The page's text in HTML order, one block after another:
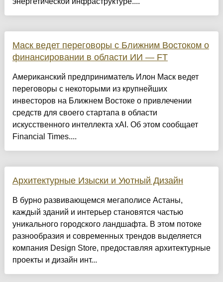
Маск ведет переговоры с Ближним Востоком о
финансировании в области ИИ — FT
Американский предприниматель Илон Маск ведет
переговоры с некоторыми из крупнейших
инвесторов на Ближнем Востоке о привлечении
средств для своего стартапа в области
искусственного интеллекта xAI. Об этом сообщает
Financial Times....
Архитектурные Изыски и Уютный Дизайн
​В бурно развивающемся мегаполисе Астаны,
каждый зданий и интерьер становятся частью
уникального городского ландшафта. В этом потоке
разнообразия и современных трендов выделяется
компания Design Store, предоставляя архитектурные
проекты и дизайн инт...